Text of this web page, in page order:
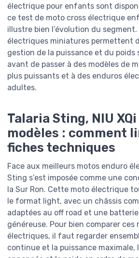
électrique pour enfants sont
ce test de moto cross électrique
illustre bien l’évolution du segment.
électriques miniatures permettent
gestion de la puissance et du poids
avant de passer à des modèles de
plus puissants et à des enduros
adultes.
Talaria Sting, NIU
modèles : comment
fiches techniques
Face aux meilleurs motos enduro
Sting s’est imposée comme une
la Sur Ron. Cette moto électrique
le format light, avec un châssis
adaptées au off road et une
généreuse. Pour bien comparer ces
électriques, il faut regarder
continue et la puissance maximale,